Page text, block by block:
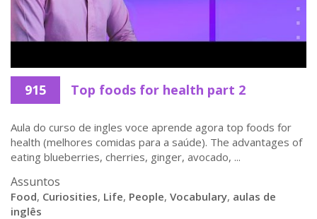
915 Top foods for health part 2
Aula do curso de ingles voce aprende agora top foods for
health (melhores comidas para a saúde). The advantages of
eating blueberries, cherries, ginger, avocado, ...
Assuntos
Food, Curiosities, Life, People, Vocabulary, aulas de
inglês